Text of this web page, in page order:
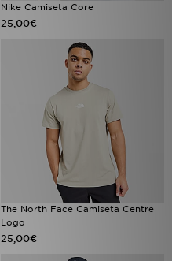
Nike Camiseta Core
25,00€
The North Face Camiseta Centre
Logo
25,00€